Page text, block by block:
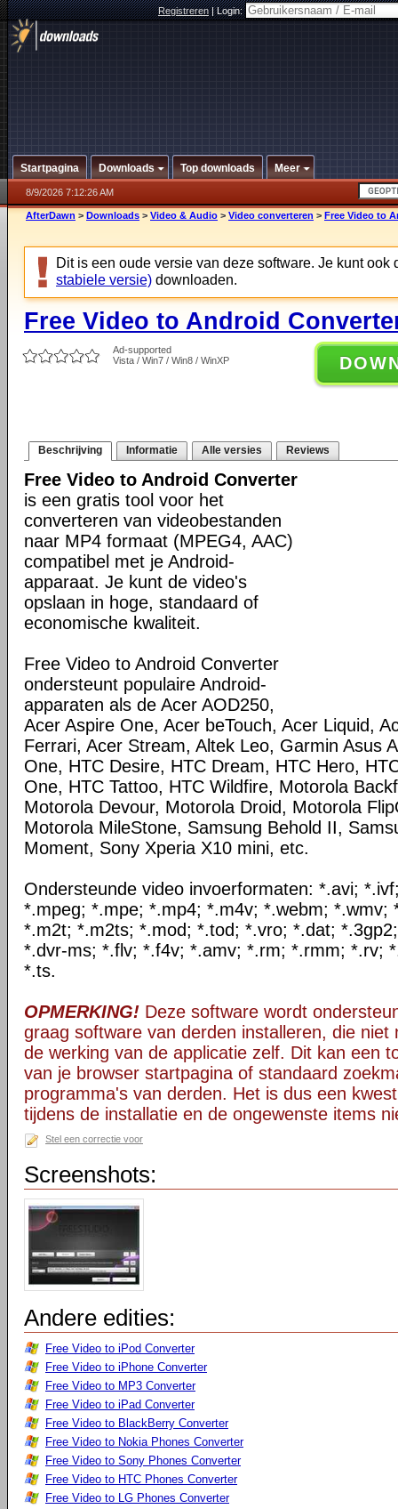
Registreren|Login:
Startpagina Downloads Top downloads Meer
8/9/2026 7:12:26 AM
AfterDawn > Downloads > Video & Audio > Video converteren > Free Video to
Dit is een oude versie van deze software. Je kunt ook
stabiele versie) downloaden.
Free Video to Android
Ad-supported
Vista / Win7 / Win8 / WinXP
Beschrijving Informatie Alle versies Reviews
Free Video to Android Converter
is een gratis tool voor het
converteren van videobestanden
naar MP4 formaat (MPEG4, AAC)
compatibel met je Android-
apparaat. Je kunt de video's
opslaan in hoge, standaard of
economische kwaliteit.
Free Video to Android Converter
ondersteunt populaire Android-
apparaten als de Acer AOD250,
Acer Aspire One, Acer beTouch, Acer Liquid,
Ferrari, Acer Stream, Altek Leo, Garmin Asus
One, HTC Desire, HTC Dream, HTC Hero,
One, HTC Tattoo, HTC Wildfire, Motorola
Motorola Devour, Motorola Droid, Motorola
Motorola MileStone, Samsung Behold II,
Moment, Sony Xperia X10 mini, etc.
Ondersteunde video invoerformaten: *.avi;
*.mpeg; *.mpe; *.mp4; *.m4v; *.webm; *.wmv;
*.m2t; *.m2ts; *.mod; *.tod; *.vro; *.dat;
*.dvr-ms; *.flv; *.f4v; *.amv; *.rm; *.rmm; *.rv;
*.ts.
OPMERKING! Deze software wordt
graag software van derden installeren, die niet
de werking van de applicatie zelf. Dit kan een
van je browser startpagina of standaard
programma's van derden. Het is dus een
tijdens de installatie en de ongewenste items
Stel een correctie voor
Screenshots:
Andere edities:
Free Video to iPod Converter
Free Video to iPhone Converter
Free Video to MP3 Converter
Free Video to iPad Converter
Free Video to BlackBerry Converter
Free Video to Nokia Phones Converter
Free Video to Sony Phones Converter
Free Video to HTC Phones Converter
Free Video to LG Phones Converter